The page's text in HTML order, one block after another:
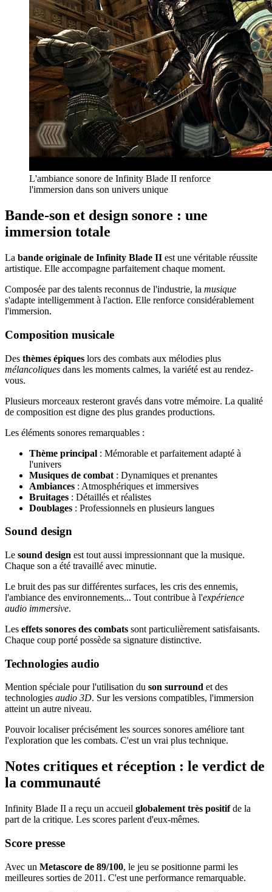
L'ambiance sonore de Infinity Blade II renforce
l'immersion dans son univers unique
Bande-son et design sonore : une
immersion totale
La bande originale de Infinity Blade II est une véritable réussite
artistique. Elle accompagne parfaitement chaque moment.
Composée par des talents reconnus de l'industrie, la musique
s'adapte intelligemment à l'action. Elle renforce considérablement
l'immersion.
Composition musicale
Des thèmes épiques lors des combats aux mélodies plus
mélancoliques dans les moments calmes, la variété est au rendez-
vous.
Plusieurs morceaux resteront gravés dans votre mémoire. La qualité
de composition est digne des plus grandes productions.
Les éléments sonores remarquables :
Thème principal : Mémorable et parfaitement adapté à
l'univers
Musiques de combat : Dynamiques et prenantes
Ambiances : Atmosphériques et immersives
Bruitages : Détaillés et réalistes
Doublages : Professionnels en plusieurs langues
Sound design
Le sound design est tout aussi impressionnant que la musique.
Chaque son a été travaillé avec minutie.
Le bruit des pas sur différentes surfaces, les cris des ennemis,
l'ambiance des environnements... Tout contribue à l'expérience
audio immersive.
Les effets sonores des combats sont particulièrement satisfaisants.
Chaque coup porté possède sa signature distinctive.
Technologies audio
Mention spéciale pour l'utilisation du son surround et des
technologies audio 3D. Sur les versions compatibles, l'immersion
atteint un autre niveau.
Pouvoir localiser précisément les sources sonores améliore tant
l'exploration que les combats. C'est un vrai plus technique.
Notes critiques et réception : le verdict de
la communauté
Infinity Blade II a reçu un accueil globalement très positifde la
part de la critique. Les scores parlent d'eux-mêmes.
Score presse
Avec un Metascore de 89/100, le jeu se positionne parmi les
meilleures sorties de 2011. C'est une performance remarquable.